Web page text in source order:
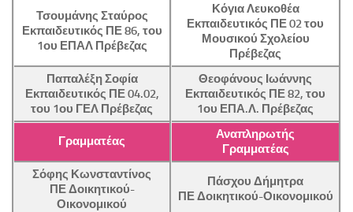
Τσουμάνης Σταύρος
Εκπαιδευτικός ΠΕ 86, του
1ου ΕΠΑΛ Πρέβεζας
Κόγια Λευκοθέα
Εκπαιδευτικός ΠΕ 02 του
Μουσικού Σχολείου
Πρέβεζας
Παπαλέξη Σοφία
Εκπαιδευτικός ΠΕ 04.02,
του 1ου ΓΕΛ Πρέβεζας
Θεοφάνους Ιωάννης
Εκπαιδευτικός ΠΕ 82, του
1ου ΕΠΑ.Λ. Πρέβεζας
Γραμματέας
Αναπληρωτής
Γραμματέας
Σόφης Κωνσταντίνος
ΠΕ Δοικητικού-
Οικονομικού
Πάσχου Δήμητρα
ΠΕ Δοικητικού-Οικονομικού